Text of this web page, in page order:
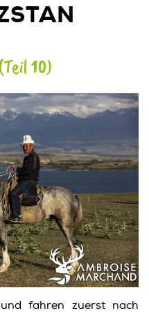
10)
fahren zuerst nach